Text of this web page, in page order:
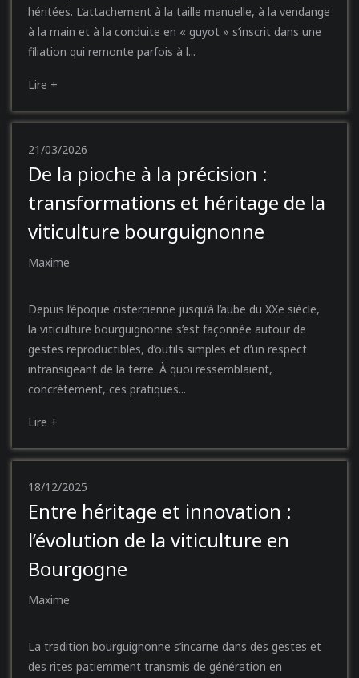
héritées. L’attachement à la taille manuelle, à la vendange
à la main et à la conduite en « guyot » s’inscrit dans une
filiation qui remonte parfois à l...
Lire +
21/03/2026
De la pioche à la précision :
transformations et héritage de la
viticulture bourguignonne
Maxime
Depuis l’époque cistercienne jusqu’à l’aube du XXe siècle,
la viticulture bourguignonne s’est façonnée autour de
gestes reproductibles, d’outils simples et d’un respect
intransigeant de la terre. À quoi ressemblaient,
concrètement, ces pratiques...
Lire +
18/12/2025
Entre héritage et innovation :
l’évolution de la viticulture en
Bourgogne
Maxime
La tradition bourguignonne s’incarne dans des gestes et
des rites patiemment transmis de génération en